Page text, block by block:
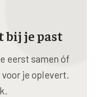
bij je past
eerst samen óf
je oplevert.